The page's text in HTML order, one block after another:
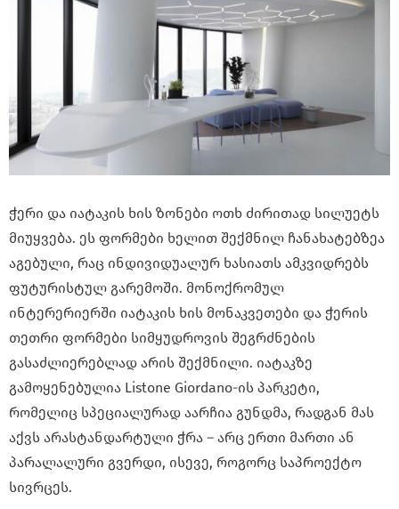
ჭერი და იატაკის ხის ზონები ოთხ ძირითად სილუეტს
მიუყვება. ეს ფორმები ხელით შექმნილ ჩანახატებზეა
აგებული, რაც ინდივიდუალურ ხასიათს ამკვიდრებს
ფუტურისტულ გარემოში. მონოქრომულ
ინტერერიერში იატაკის ხის მონაკვეთები და ჭერის
თეთრი ფორმები სიმყუდროვის შეგრძნების
გასაძლიერებლად არის შექმნილი. იატაკზე
გამოყენებულია Listone Giordano-ის პარკეტი,
რომელიც სპეციალურად აარჩია გუნდმა, რადგან მას
აქვს არასტანდარტული ჭრა – არც ერთი მართი ან
პარალალური გვერდი, ისევე, როგორც საპროექტო
სივრცეს.